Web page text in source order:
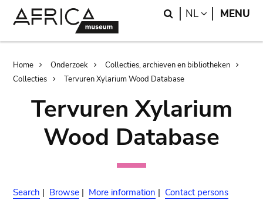
Search
NL LANGUAGE
MENU
Breadcrumb
Home Onderzoek
Collecties, archieven en bibliotheken
Collecties
Tervuren Xylarium Wood Database
Tervuren Xylarium
Wood Database
Search | Browse | More information | Contact persons